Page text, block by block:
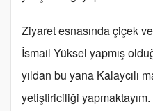
Ziyaret esnasında çiçek
İsmail Yüksel yapmış
yıldan bu yana Kalaycılı
yetiştiriciliği